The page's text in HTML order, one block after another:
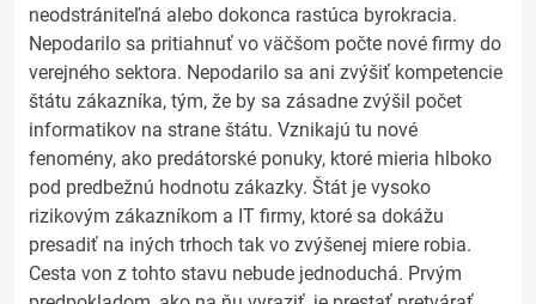
neodstrániteľná alebo dokonca rastúca byrokracia.
Nepodarilo sa pritiahnuť vo väčšom počte nové firmy do
verejného sektora. Nepodarilo sa ani zvýšiť kompetencie
štátu zákazníka, tým, že by sa zásadne zvýšil počet
informatikov na strane štátu. Vznikajú tu nové
fenomény, ako predátorské ponuky, ktoré mieria hlboko
pod predbežnú hodnotu zákazky. Štát je vysoko
rizikovým zákazníkom a IT firmy, ktoré sa dokážu
presadiť na iných trhoch tak vo zvýšenej miere robia.
Cesta von z tohto stavu nebude jednoduchá. Prvým